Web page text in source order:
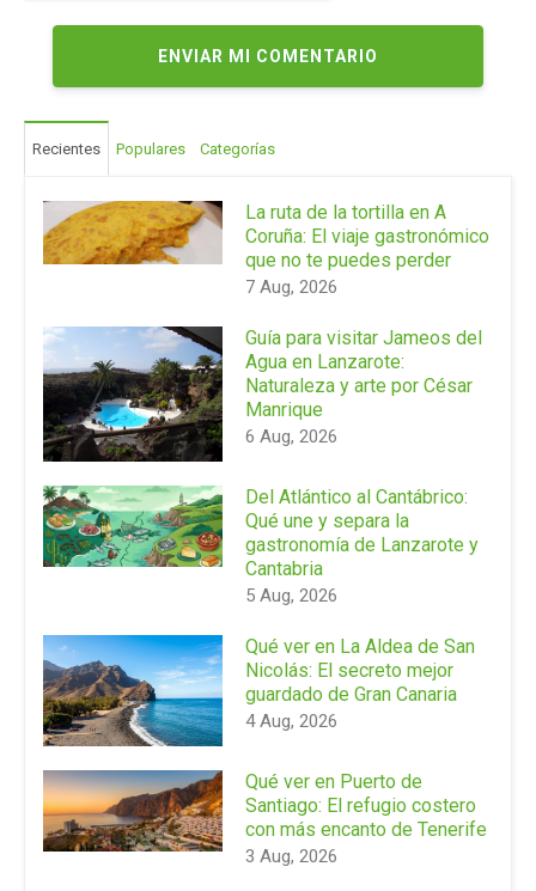
Recientes Populares Categorías
La ruta de la tortilla en A
Coruña: El viaje gastronómico
que no te puedes perder
7 Aug, 2026
Guía para visitar Jameos del
Agua en Lanzarote:
Naturaleza y arte por César
Manrique
6 Aug, 2026
Del Atlántico al Cantábrico:
Qué une y separa la
gastronomía de Lanzarote y
Cantabria
5 Aug, 2026
Qué ver en La Aldea de San
Nicolás: El secreto mejor
guardado de Gran Canaria
4 Aug, 2026
Qué ver en Puerto de
Santiago: El refugio costero
con más encanto de Tenerife
3 Aug, 2026